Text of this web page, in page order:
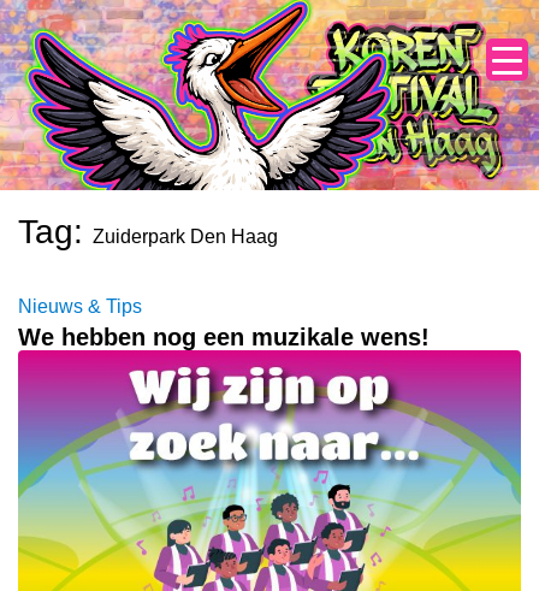
Skip
to
content
Tag: Zuiderpark Den Haag
Nieuws & Tips
We hebben nog een muzikale wens!